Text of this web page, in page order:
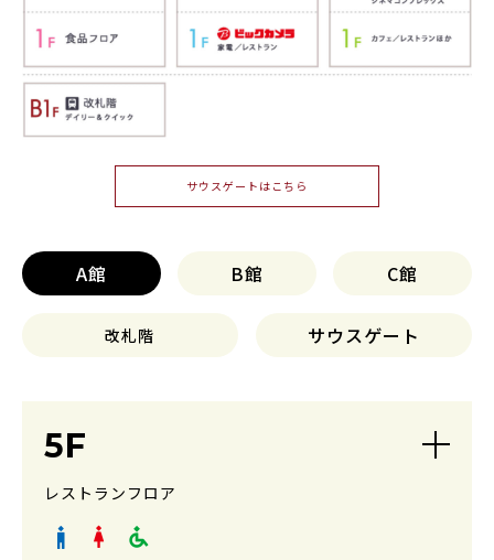
サウスゲートはこちら
A館 B館 C館
改札階 サウスゲート
5F
レストランフロア